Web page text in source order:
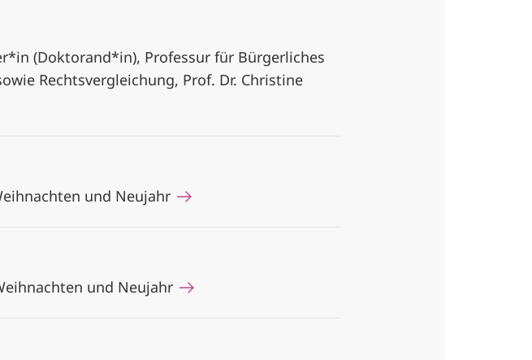
(Doktorand*in), Professur für Bürgerliches
Rechtsvergleichung, Prof. Dr. Christine
und Neujahr
und Neujahr